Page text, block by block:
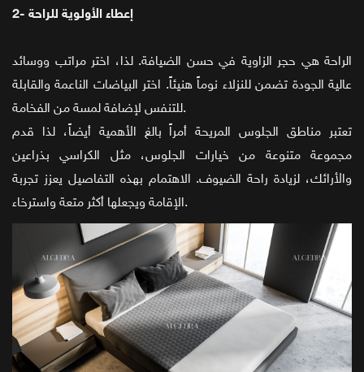
2- إعطاء الأولوية للراحة
الراحة هي حجر الزاوية في حسن الضيافة. لذا، اختر مراتب ووسائد
عالية الجودة تضمن للنزلاء نوماً هنيئاً. اختر البياضات الناعمة والقابلة
للتنفس لإضافة لمسة من الفخامة.
تعتبر مناطق الجلوس المريحة أمراً بالغ الأهمية أيضاً، لذا قدم
مجموعة متنوعة من خيارات الجلوس، مثل الكراسي بذراعين
والأرائك، لزيادة راحة الضيوف. الاهتمام بهذه التفاصيل يعزز تجربة
الإقامة ويجعلها أكثر متعة واسترخاء.